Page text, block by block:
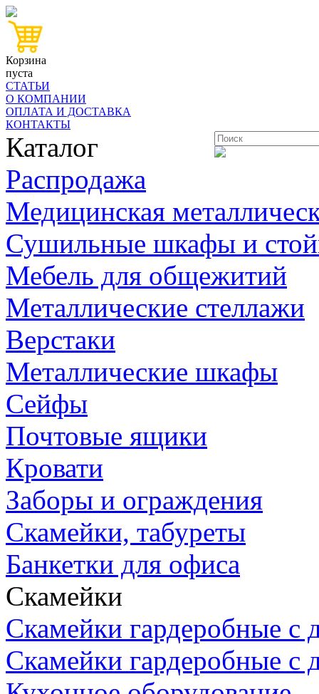
Корзина
пуста
СТАТЬИ
О КОМПАНИИ
ОПЛАТА И ДОСТАВКА
КОНТАКТЫ
Каталог
Распродажа
Медицинская
Сушильные шкафы и
Мебель для общежитий
Металлические стеллажи
Верстаки
Металлические шкафы
Сейфы
Почтовые ящики
Кровати
Заборы и ограждения
Скамейки, табуреты
Банкетки для офиса
Скамейки
Скамейки гардеробные с
Скамейки гардеробные с